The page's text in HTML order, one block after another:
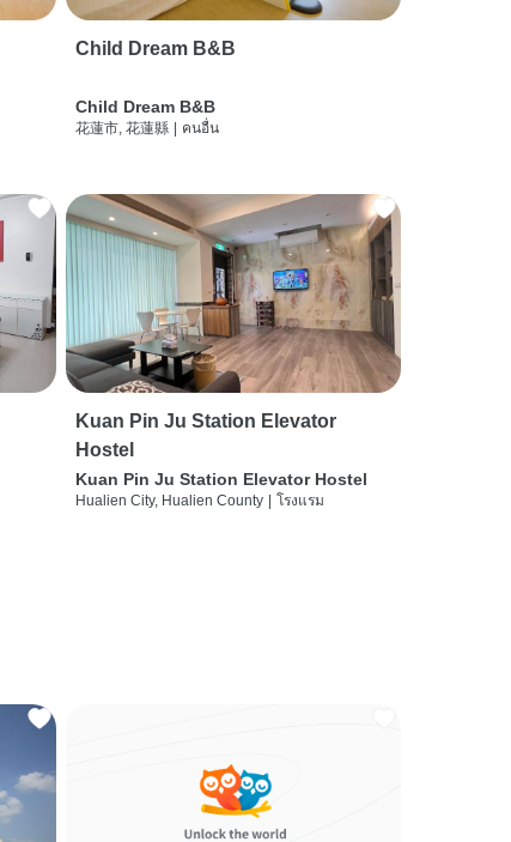
Child Dream B&B
Child Dream B&B
花蓮市, 花蓮縣 | คนอื่น
Kuan Pin Ju Station Elevator
Hostel
Kuan Pin Ju Station Elevator Hostel
Hualien City, Hualien County โรงแรม